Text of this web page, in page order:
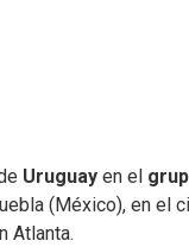
Uruguay en el
(México), en el
Atlanta.